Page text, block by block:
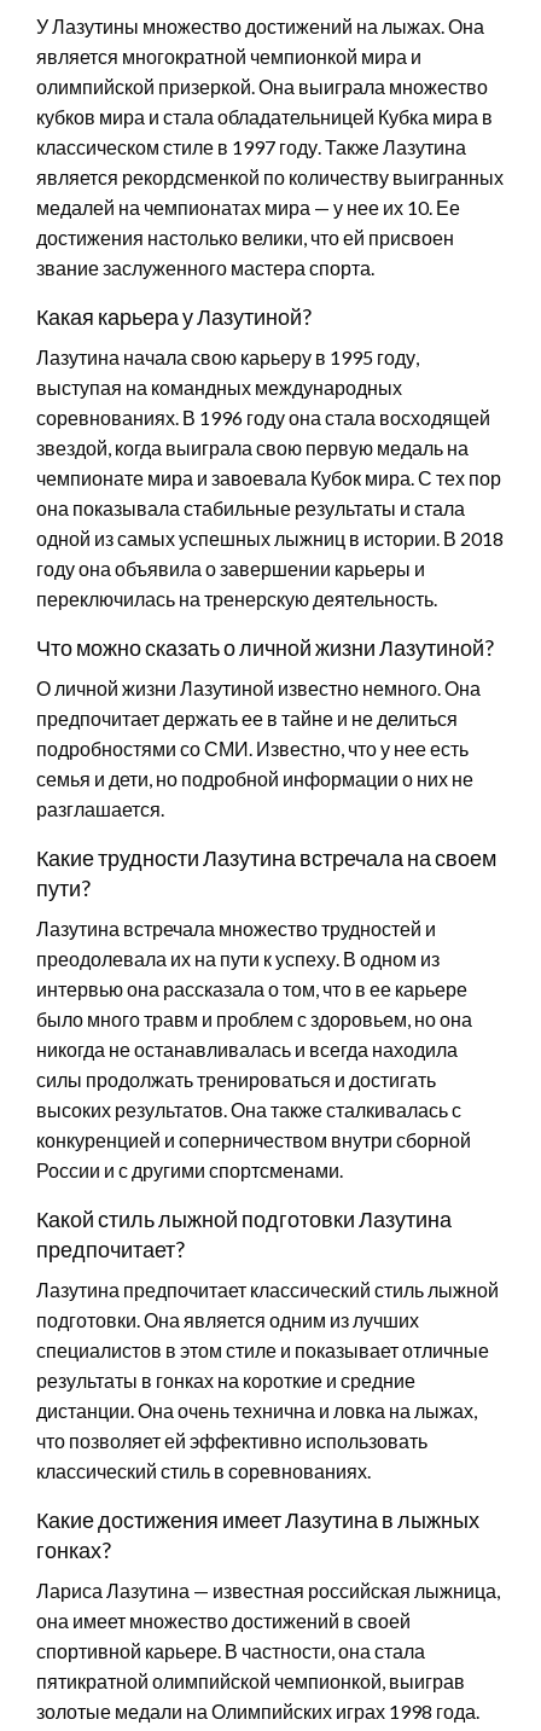
У Лазутины множество достижений на лыжах. Она
является многократной чемпионкой мира и
олимпийской призеркой. Она выиграла множество
кубков мира и стала обладательницей Кубка мира в
классическом стиле в 1997 году. Также Лазутина
является рекордсменкой по количеству выигранных
медалей на чемпионатах мира — у нее их 10. Ее
достижения настолько велики, что ей присвоен
звание заслуженного мастера спорта.
Какая карьера у Лазутиной?
Лазутина начала свою карьеру в 1995 году,
выступая на командных международных
соревнованиях. В 1996 году она стала восходящей
звездой, когда выиграла свою первую медаль на
чемпионате мира и завоевала Кубок мира. С тех пор
она показывала стабильные результаты и стала
одной из самых успешных лыжниц в истории. В 2018
году она объявила о завершении карьеры и
переключилась на тренерскую деятельность.
Что можно сказать о личной жизни Лазутиной?
О личной жизни Лазутиной известно немного. Она
предпочитает держать ее в тайне и не делиться
подробностями со СМИ. Известно, что у нее есть
семья и дети, но подробной информации о них не
разглашается.
Какие трудности Лазутина встречала на своем
пути?
Лазутина встречала множество трудностей и
преодолевала их на пути к успеху. В одном из
интервью она рассказала о том, что в ее карьере
было много травм и проблем с здоровьем, но она
никогда не останавливалась и всегда находила
силы продолжать тренироваться и достигать
высоких результатов. Она также сталкивалась с
конкуренцией и соперничеством внутри сборной
России и с другими спортсменами.
Какой стиль лыжной подготовки Лазутина
предпочитает?
Лазутина предпочитает классический стиль лыжной
подготовки. Она является одним из лучших
специалистов в этом стиле и показывает отличные
результаты в гонках на короткие и средние
дистанции. Она очень технична и ловка на лыжах,
что позволяет ей эффективно использовать
классический стиль в соревнованиях.
Какие достижения имеет Лазутина в лыжных
гонках?
Лариса Лазутина — известная российская лыжница,
она имеет множество достижений в своей
спортивной карьере. В частности, она стала
пятикратной олимпийской чемпионкой, выиграв
золотые медали на Олимпийских играх 1998 года.